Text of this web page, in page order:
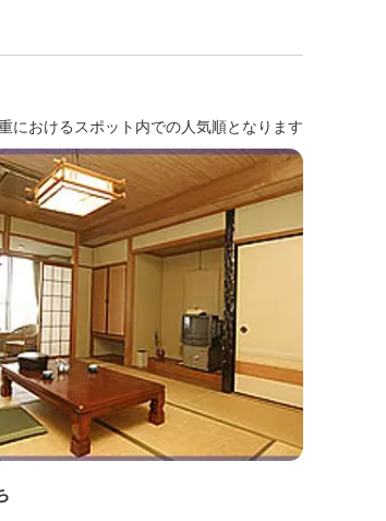
におけるスポット内での人気順となります